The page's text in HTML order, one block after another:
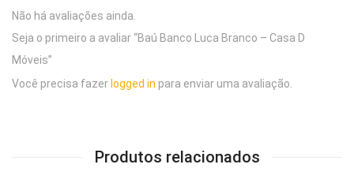
Não há avaliações ainda.
Seja o primeiro a avaliar “Baú Banco Luca Branco – Casa D
Móveis”
Você precisa fazer logged in para enviar uma avaliação.
Produtos relacionados